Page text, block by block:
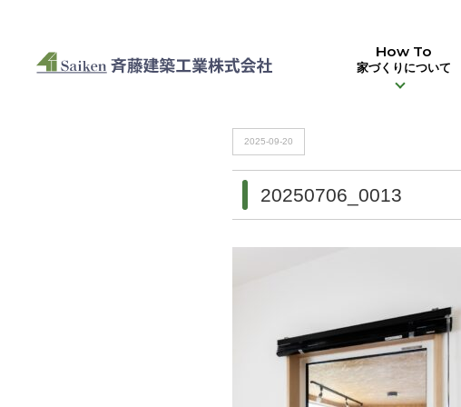
How To
家づくりについて
2025-09-20
20250706_0013